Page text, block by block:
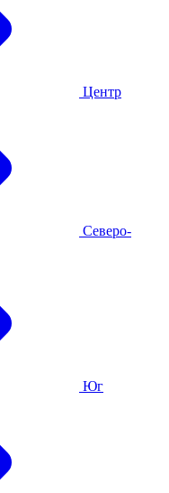
Центр
Северо-
Юг